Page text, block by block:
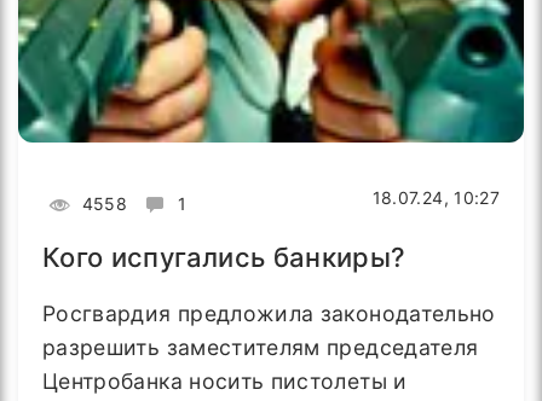
4558 1 18.07.24, 10:27
Кого испугались банкиры?
Росгвардия предложила законодательно
разрешить заместителям председателя
Центробанка носить пистолеты и